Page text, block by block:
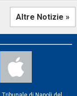
Altre Notizie »